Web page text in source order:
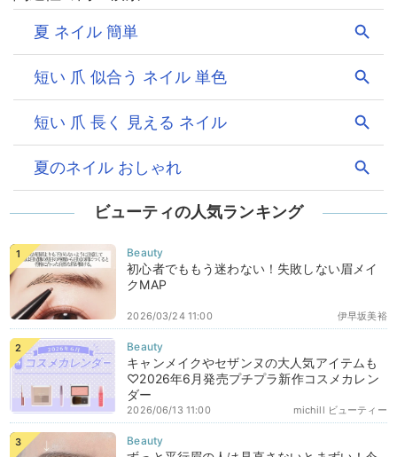
ビューティの人気ランキング
初心者でももう迷わない！失敗しない眉メイ
クMAP
伊早坂美裕
2026/03/24 11:00
キャンメイクやセザンヌの大人気アイテムも
♡2026年6月発売プチプラ新作コスメカレン
ダー
michill ビューティー
2026/06/13 11:00